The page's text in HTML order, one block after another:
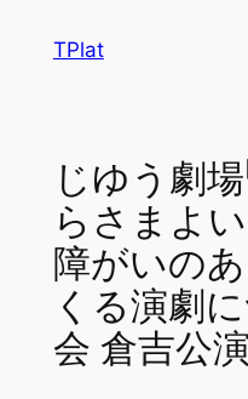
TPlat
じゆう劇場
らさまよ
障がいの
くる演劇
会 倉吉公演